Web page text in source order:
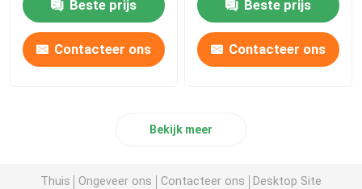
Beste prijs
Contacteer ons
Beste prijs
Contacteer ons
Bekijk meer
Thuis Ongeveer ons Contacteer ons Desktop Site